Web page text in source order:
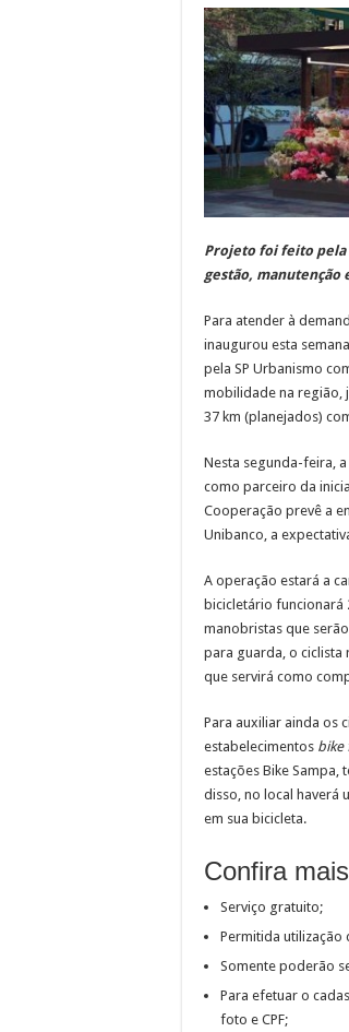
Projeto foi feito pela
gestão, manutenção
Para atender à
inaugurou esta
pela SP Urbanismo
mobilidade na região,
37 km (planejados)
Nesta segunda-feira,
como parceiro da
Cooperação prevê a
Unibanco, a
A operação estará a
bicicletário funcionará
manobristas que
para guarda, o ciclista
que servirá como
Para auxiliar ainda os
estabelecimentos bike
estações Bike Sampa,
disso, no local haverá
em sua bicicleta.
Confira
Serviço gratuito;
Permitida utilização
Somente poderão
Para efetuar o
foto e CPF;